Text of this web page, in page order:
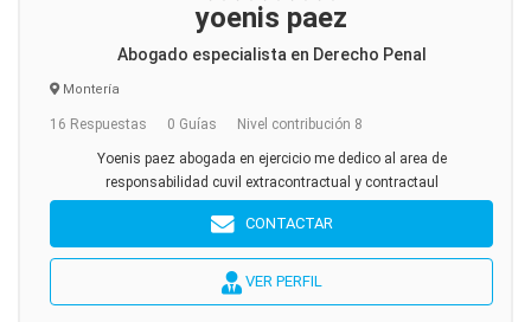
yoenis paez
Abogado especialista en Derecho Penal
Montería
16 Respuestas 0 Guías Nivel contribución 8
Yoenis paez abogada en ejercicio me dedico al area de
responsabilidad cuvil extracontractual y contractaul
CONTACTAR
VER PERFIL